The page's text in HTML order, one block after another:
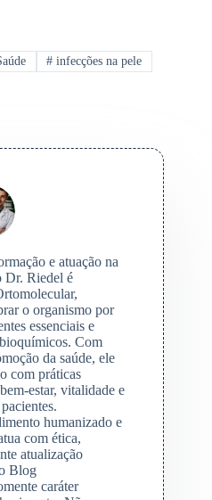
# infecções na pele
e atuação na
Dr. Riedel é
o organismo por
essenciais e
Com
da saúde, ele
com práticas
estar, vitalidade e
humanizado e
com ética,
atualização
Blog
caráter